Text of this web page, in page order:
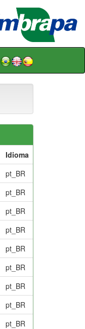
Idioma
pt_BR
pt_BR
pt_BR
pt_BR
pt_BR
pt_BR
pt_BR
pt_BR
pt_BR